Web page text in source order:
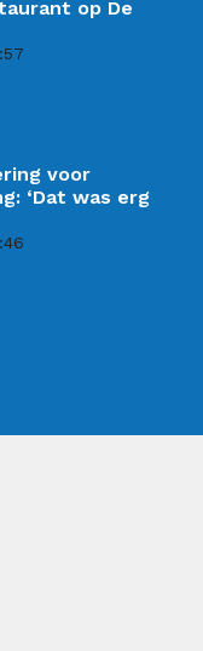
op De
voor
‘Dat was erg